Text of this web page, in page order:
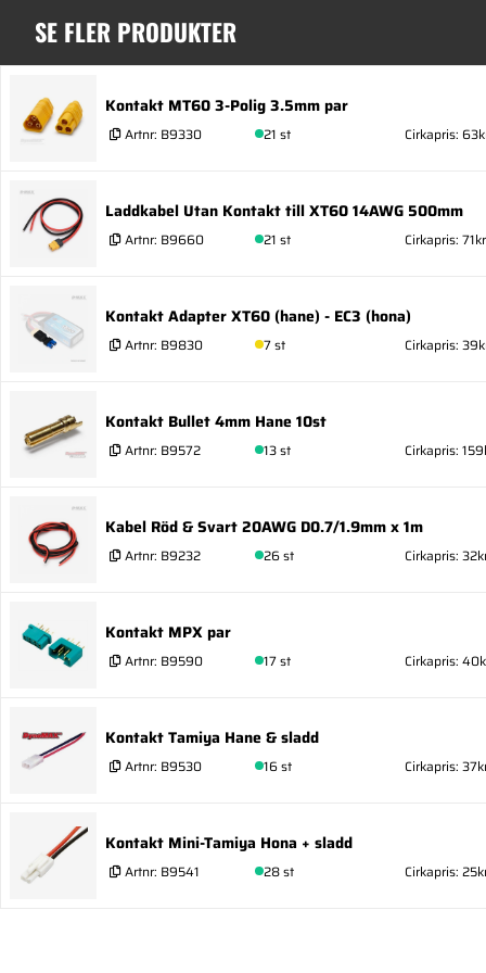
SE FLER PRODUKTER
Kontakt MT60 3-Polig 3.5mm par
Artnr: B9330 21 st Cirkapris:
Laddkabel Utan Kontakt till XT60 14AWG 500mm
Artnr: B9660 21 st Cirkapris: 71kr
Kontakt Adapter XT60 (hane) - EC3 (hona)
Artnr: B9830 7 st Cirkapris:
Kontakt Bullet 4mm Hane 10st
Artnr: B9572 13 st Cirkapris:
Kabel Röd & Svart 20AWG D0.7/1.9mm x 1m
Artnr: B9232 26 st Cirkapris:
Kontakt MPX par
Artnr: B9590 17 st Cirkapris:
Kontakt Tamiya Hane & sladd
Artnr: B9530 16 st Cirkapris:
Kontakt Mini-Tamiya Hona + sladd
Artnr: B9541 28 st Cirkapris: